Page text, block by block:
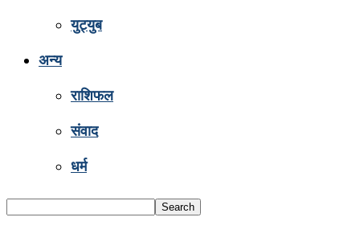
युट्युब
अन्य
राशिफल
संवाद
धर्म